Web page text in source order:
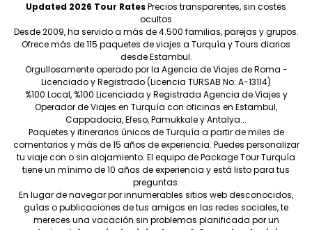
Updated 2026 Tour RatesPrecios transparentes, sin costes
ocultos
Desde 2009, ha servido a más de 4.500 familias, parejas y grupos.
Ofrece más de 115 paquetes de viajes a Turquía y Tours diarios
desde Estambul.
Orgullosamente operado por la Agencia de Viajes de Roma -
Licenciado y Registrado (Licencia TURSAB No: A-13114)
%100 Local, %100 Licenciada y Registrada Agencia de Viajes y
Operador de Viajes en Turquía con oficinas en Estambul,
Cappadocia, Efeso, Pamukkale y Antalya...
Paquetes y itinerarios únicos de Turquía a partir de miles de
comentarios y más de 15 años de experiencia. Puedes personalizar
tu viaje con o sin alojamiento. El equipo de Package Tour Turquía
tiene un mínimo de 10 años de experiencia y está listo para tus
preguntas.
En lugar de navegar por innumerables sitios web desconocidos,
guías o publicaciones de tus amigos en las redes sociales, te
mereces una vacación sin problemas planificada por un